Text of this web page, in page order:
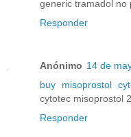
generic tramadol no
Responder
Anónimo 14 de
buy misoprostol
cytotec misoprostol
Responder